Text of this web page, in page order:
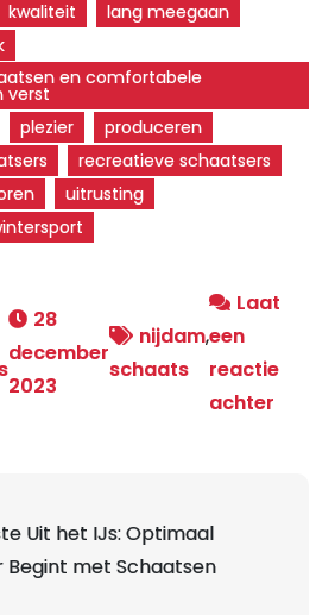
kwaliteit
lang meegaan
en comfortabele
verst
plezier
produceren
recreatieve schaatsers
uitrusting
28
december
2023
nijdam,
schaats
Laat
een
reactie
achter
Uit het IJs: Optimaal
Begint met Schaatsen